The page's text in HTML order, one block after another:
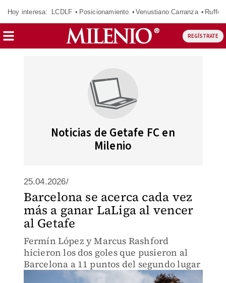
Hoy interesa: LCDLF Posicionamiento Venustiano Carranza Ruffo
REGÍSTRATE
Noticias de Getafe FC en
Milenio
25.04.2026/
Barcelona se acerca cada vez
más a ganar LaLiga al vencer
al Getafe
Fermín López y Marcus Rashford
hicieron los dos goles que pusieron al
Barcelona a 11 puntos del segundo lugar